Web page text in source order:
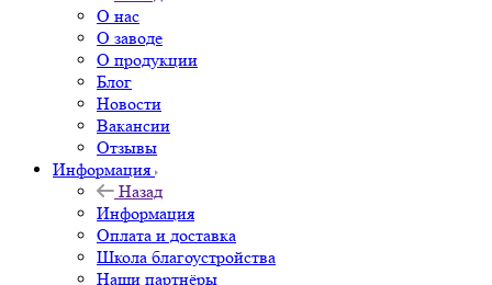
О нас
О заводе
О продукции
Блог
Новости
Вакансии
Отзывы
Информация
Назад
Информация
Оплата и доставка
Школа благоустройства
Наши партнёры